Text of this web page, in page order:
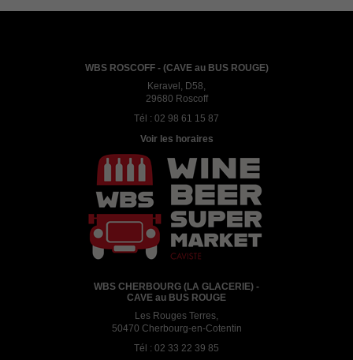
WBS ROSCOFF - (CAVE au BUS ROUGE)
Keravel, D58,
29680 Roscoff
Tél : 02 98 61 15 87
Voir les horaires
WBS CHERBOURG (LA GLACERIE) -
CAVE au BUS ROUGE
Les Rouges Terres,
50470 Cherbourg-en-Cotentin
Tél : 02 33 22 39 85